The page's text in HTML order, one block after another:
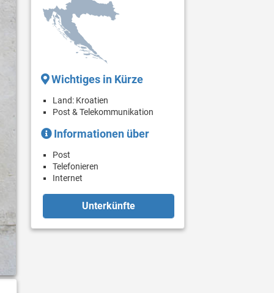
Wichtiges in Kürze
Land: Kroatien
Post & Telekommunikation
Informationen über
Post
Telefonieren
Internet
Unterkünfte